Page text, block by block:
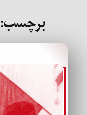
برچسب: